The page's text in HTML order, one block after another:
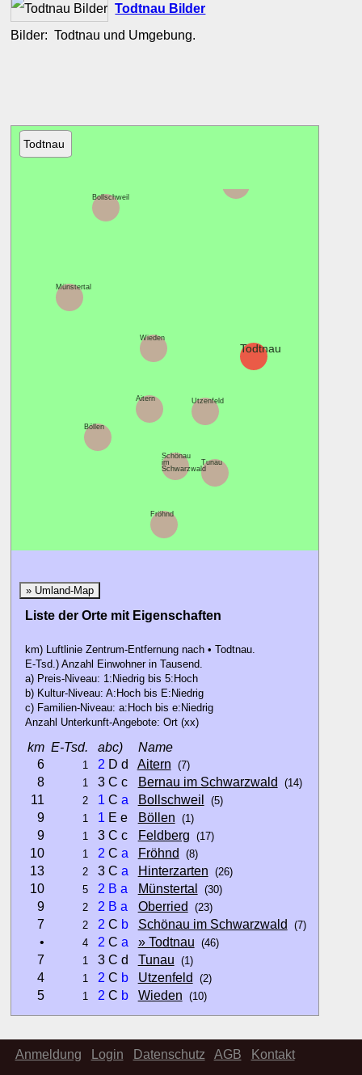
Todtnau Bilder
Bilder: Todtnau und Umgebung.
Todtnau
Aitern Utzenfeld
Tunau
Wieden
Fröhnd
Böllen
Bollschweil
Schönau
im
Schwarzwald
Todtnau
Münstertal
» Umland-Map
Liste der Orte mit Eigenschaften
km) Luftlinie Zentrum-Entfernung nach • Todtnau.
E-Tsd.) Anzahl Einwohner in Tausend.
a) Preis-Niveau: 1:Niedrig bis 5:Hoch
b) Kultur-Niveau: A:Hoch bis E:Niedrig
c) Familien-Niveau: a:Hoch bis e:Niedrig
Anzahl Unterkunft-Angebote: Ort (xx)
km E-Tsd. abc)
Name
6
1 2 D d Aitern (7)
8 1 3 C c Bernau im Schwarzwald (14)
11 2 1 C a Bollschweil (5)
9 1 1 E e Böllen (1)
9 1 3 C c Feldberg (17)
10 1 2 C a Fröhnd (8)
13 2 3 C a Hinterzarten (26)
10 5 2 B a Münstertal (30)
9 2 2 B a Oberried (23)
7 2 2 C b Schönau im Schwarzwald (7)
• 4 2 C a » Todtnau (46)
7 1 3 C d Tunau (1)
4 1 2 C b Utzenfeld (2)
5 1 2 C b Wieden (10)
Hinweise:
Anmeldung Login Datenschutz AGB
Kontakt